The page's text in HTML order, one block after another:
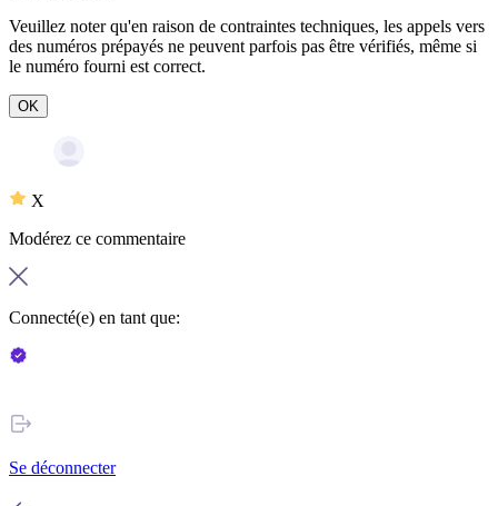
Veuillez noter qu'en raison de contraintes techniques, les appels vers
des numéros prépayés ne peuvent parfois pas être vérifiés, même si
le numéro fourni est correct.
OK
X
Modérez ce commentaire
Connecté(e) en tant que:
Se déconnecter